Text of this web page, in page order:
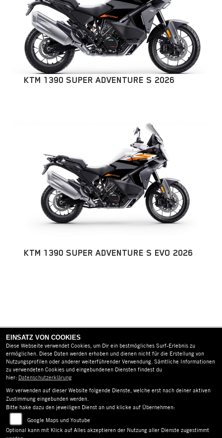
KTM 1390 SUPER ADVENTURE S 2026
KTM 1390 SUPER ADVENTURE S EVO 2026
IMPRESSUM
DISCLAIMER
EINSATZ VON COOKIES
Diese Webseite verwendet Cookies, um Dir ein bestmögliches Surf-Erlebnis zu
ermöglichen. Diese Daten werden erhoben und dienen nicht für die Erstellung von
Nutzungsprofilen oder anderer weiterführender Verwendung. Sämtliche Informationen
zu verwendeten Cookies und eingebundenen Diensten findest du
hier: Datenschutzerklärung
Wir verwenden auf dieser Website folgende Dienste, welche erst nach deiner aktiven
Zustimmung eingebunden werden.
Bitte hake dazu den jeweiligen Dienst an und klicke auf Übernehmen:
Google Maps und Youtube
Optional kann mit Klick auf Alles akzeptieren der Nutzung aller Dienste zugestimmt